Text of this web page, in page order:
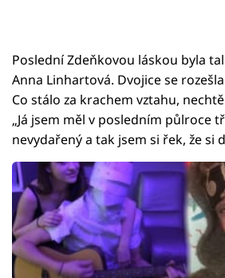
Poslední Zdeňkovou láskou byla
Anna Linhartová. Dvojice se
Co stálo za krachem vztahu,
„Já jsem měl v posledním půlroce
nevydařený a tak jsem si řek, že si